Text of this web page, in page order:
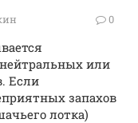
0
или
Если
запахов
лотка)